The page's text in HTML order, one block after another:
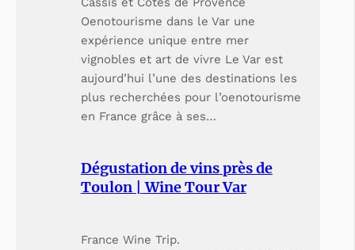
Oenotourisme dans le Var une
expérience unique entre mer
vignobles et art de vivre Le Var est
aujourd’hui l’une des destinations les
plus recherchées pour l’oenotourisme
en France grâce à ses…
Dégustation de vins près de
Toulon | Wine Tour Var
France Wine Trip.